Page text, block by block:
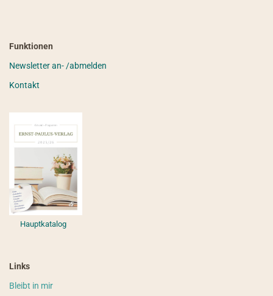
Funktionen
Newsletter an- /abmelden
Kontakt
Hauptkatalog
Links
Bleibt in mir